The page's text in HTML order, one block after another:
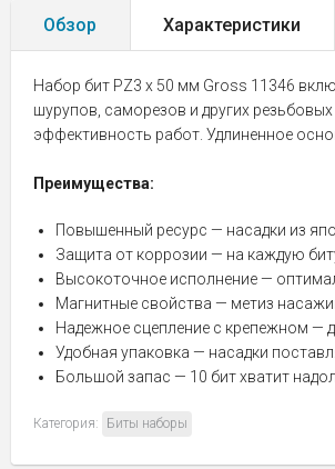
Обзор Характеристики
Набор бит PZ3 х 50 мм Gross 11346
шурупов, саморезов и других
эффективность работ. Удлиненное
Преимущества:
Повышенный ресурс — насадки из
Защита от коррозии — на каждую
Высокоточное исполнение —
Магнитные свойства — метиз
Надежное сцепление с крепежном —
Удобная упаковка — насадки
Большой запас — 10 бит хватит
Категория: Биты наборы